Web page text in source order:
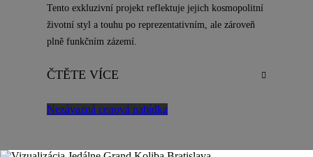
Tento exkluzivní projekt reflektuje jejich kosmopolitní
životní styl a touhu po reprezentativním, ale zároveň
plně funkčním zázemí.
ČTĚTE VÍCE
Nezávazná cenová nabídka